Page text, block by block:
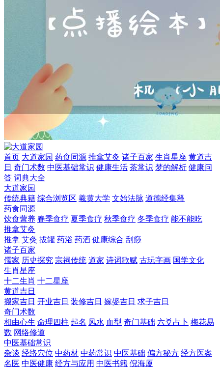
首页 大道家园 药食同源 推拿艾灸 诸子百家 生肖星座 黄道吉
日 奇门术数 中医基础常识 健康生活 茶常识 梦的解析 健康问
答 词典大全
大道家园
传统典籍 综合浏览区 羲黄大学 文始法脉 道德经集释
药食同源
饮食营养 春季食疗 夏季食疗 秋季食疗 冬季食疗 能不能吃
推拿艾灸
推拿 艾灸 拔罐 药浴 药酒 健康综合 刮痧
诸子百家
儒家 历史探究 宗祠传统 道家 诗词歌赋 古玩字画 国学文化
生肖星座
十二生肖 十二星座
黄道吉日
搬家吉日 开业吉日 装修吉日 嫁娶吉日 求子吉日
奇门术数
相由心生 命理四柱 起名 风水 血型 奇门基础 六爻占卜 梅花易
数 网络修道
中医基础常识
杂谈 经络穴位 中药材 中药常识 中医基础 偏方秘方 经方医案
名医 中医健康 经方与应用 中医书籍 倪海厦